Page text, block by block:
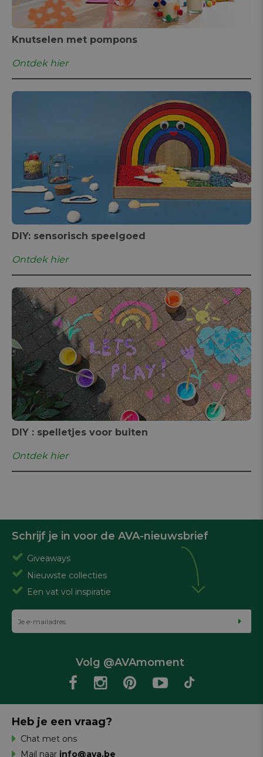
Knutselen met pompons
Ontdek hier
DIY: sensorisch speelgoed
Ontdek hier
DIY : spelletjes voor buiten
Ontdek hier
Schrijf je in voor de AVA-nieuwsbrief
Giveaways
Nieuwste collecties
Een vat vol inspiratie
Volg @AVAmoment
Heb je een vraag?
Chat met ons
Mail naar info@ava.be